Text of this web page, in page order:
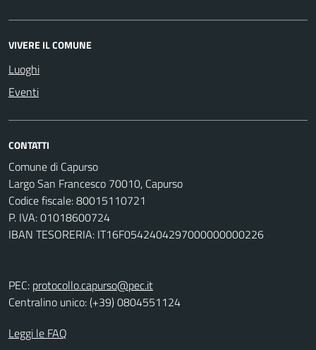
VIVERE IL COMUNE
Luoghi
Eventi
CONTATTI
Comune di Capurso
Largo San Francesco 70010, Capurso
Codice fiscale: 80015110721
P. IVA: 01018600724
IBAN TESORERIA: IT16F0542404297000000000226
PEC: protocollo.capurso@pec.it
Centralino unico: (+39) 0804551124
Leggi le FAQ